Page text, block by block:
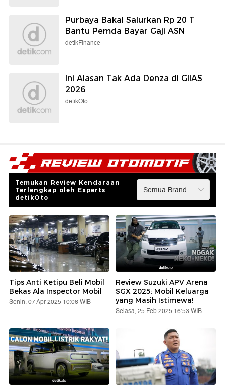
Purbaya Bakal Salurkan Rp 20 T
Bantu Pemda Bayar Gaji ASN
detikFinance
Ini Alasan Tak Ada Denza di GIIAS
2026
detikOto
Temukan Review Kendaraan
Terlengkap oleh Experts
detikOto
Tips Anti Ketipu Beli Mobil
Bekas Ala Inspector Mobil
Senin, 07 Apr 2025 10:06 WIB
Review Suzuki APV Arena
SGX 2025: Mobil Keluarga
yang Masih Istimewa!
Selasa, 25 Feb 2025 16:53 WIB